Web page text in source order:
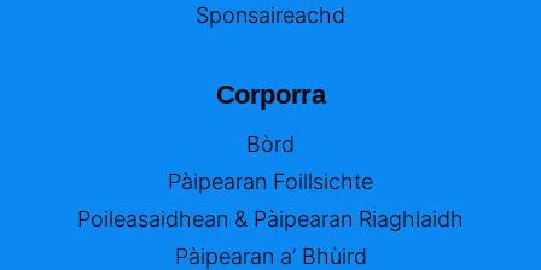
Sponsaireachd
Corporra
Bòrd
Pàipearan Foillsichte
Poileasaidhean & Pàipearan Riaghlaidh
Pàipearan a’ Bhùird